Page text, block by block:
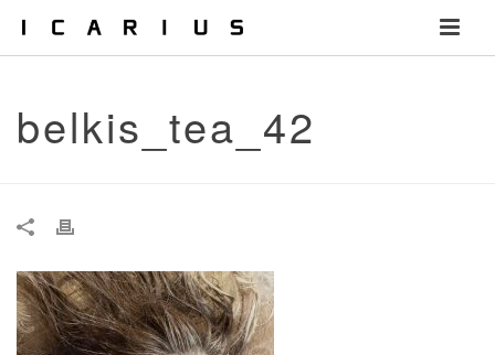
belkis_tea_42